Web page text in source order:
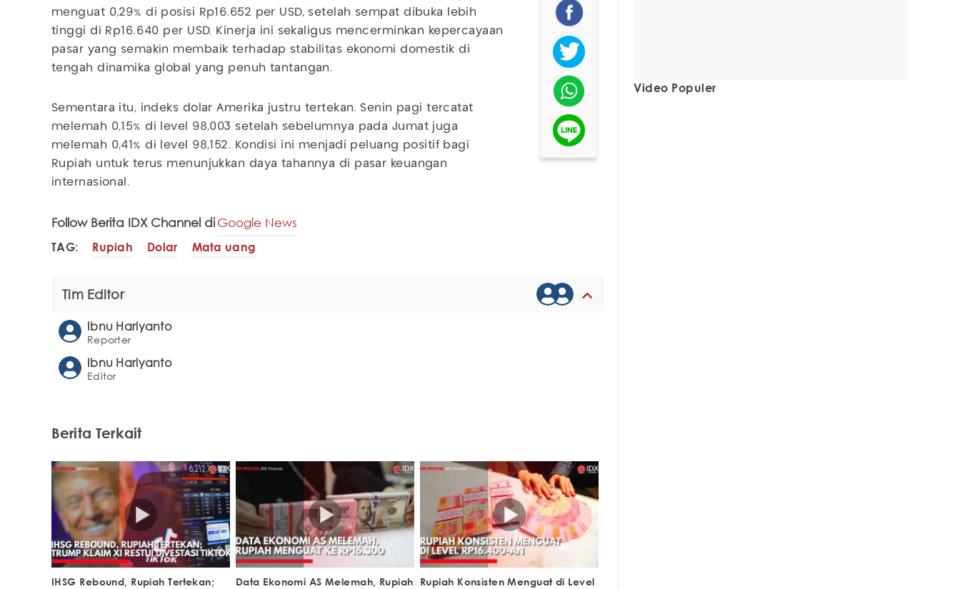
menguat 0,29% di posisi Rp16.652 per USD, setelah sempat dibuka lebih
tinggi di Rp16.640 per USD. Kinerja ini sekaligus mencerminkan kepercayaan
pasar yang semakin membaik terhadap stabilitas ekonomi domestik di
tengah dinamika global yang penuh tantangan.
Sementara itu, indeks dolar Amerika justru tertekan. Senin pagi tercatat
melemah 0,15% di level 98,003 setelah sebelumnya pada Jumat juga
melemah 0,41% di level 98,152. Kondisi ini menjadi peluang positif bagi
Rupiah untuk terus menunjukkan daya tahannya di pasar keuangan
internasional.
Follow Berita IDX Channel diGoogle News
TAG: Rupiah Dolar Mata uang
Tim Editor
Ibnu Hariyanto
Reporter
Ibnu Hariyanto
Editor
Berita Terkait
IHSG Rebound, Rupiah Tertekan;
Data Ekonomi AS Melemah, Rupiah
Rupiah Konsisten Menguat di Level
Video Populer